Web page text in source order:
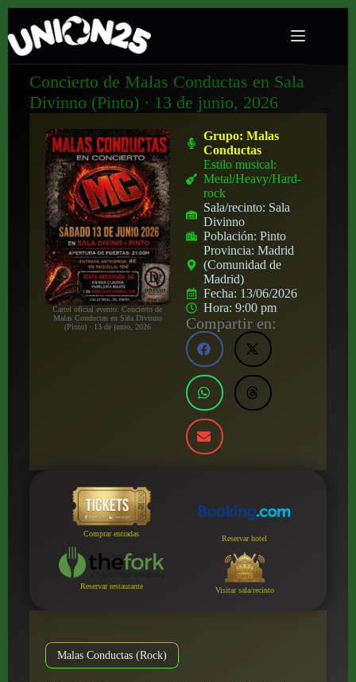
Concierto de Malas Conductas en Sala
Divinno (Pinto) · 13 de junio, 2026
Cartel oficial evento: Concierto de
Malas Conductas en Sala Divinno
(Pinto) · 13 de junio, 2026
Grupo:Malas
Conductas
Estilo musical:
Metal/Heavy/Hard-
rock
Sala/recinto: Sala
Divinno
Población:Pinto
Provincia:Madrid
(Comunidad de
Madrid)
Fecha: 13/06/2026
Hora:9:00 pm
Compartir en:
Comprar entradas
Reservar hotel
Reservar restaurante Visitar sala/recinto
Malas Conductas (Rock)